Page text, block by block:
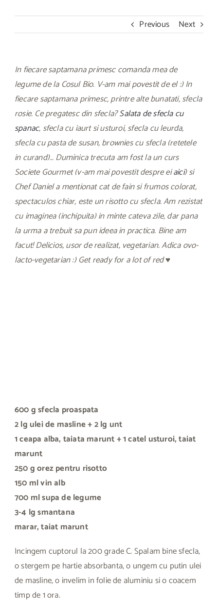
Previous Next
In fiecare saptamana primesc comanda mea de
legume de la Cosul Bio. V-am mai povestit de el :) In
fiecare saptamana primesc, printre alte bunatati, sfecla
rosie. Ce pregatesc din sfecla?Salata de sfecla cu
spanac, sfecla cu iaurt si usturoi, sfecla cu leurda,
sfecla cu pasta de susan, brownies cu sfecla (retetele
in curand)… Duminica trecuta am fost la un curs
Societe Gourmet (v-am mai povestit despre eiaici) si
Chef Daniel a mentionat cat de fain si frumos colorat,
spectaculos chiar, este un risotto cu sfecla. Am rezistat
cu imaginea (inchipuita) in minte cateva zile, dar pana
la urma a trebuit sa pun ideea in practica. Bine am
facut! Delicios, usor de realizat, vegetarian. Adica ovo-
lacto-vegetarian :) Get ready for a lot of red ♥
600 g sfecla proaspata
2 lg ulei de masline+ 2 lg unt
1 ceapa alba, taiata marunt + 1 catel usturoi, taiat
marunt
250 g orez pentru risotto
150 ml vin alb
700 ml supa de legume
3-4 lg smantana
marar, taiat marunt
Incingem cuptorul la 200 grade C. Spalam bine sfecla,
o stergem pe hartie absorbanta, o ungem cu putin ulei
de masline, o invelim in folie de aluminiu si o coacem
timp de 1 ora.